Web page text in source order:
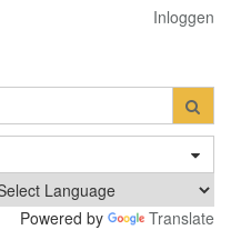
Inloggen
Powered by Translate